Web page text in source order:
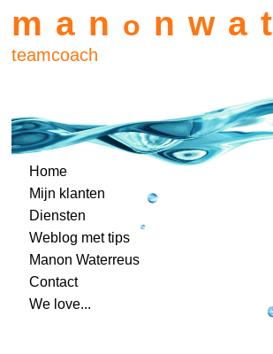
man o nwat
teamcoach
Home
Mijn klanten
Diensten
Weblog met tips
Manon Waterreus
Contact
We love...